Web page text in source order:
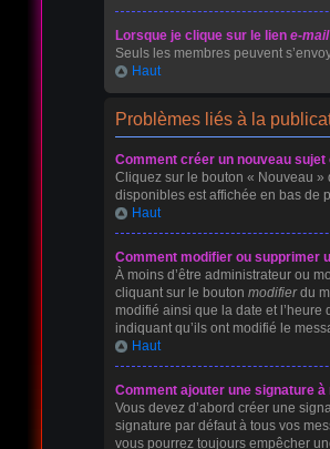
Lorsque je clique sur le lien e-mail
Seuls les membres peuvent
Haut
Problèmes liés à la
Comment créer un nouveau
Cliquez sur le bouton « Nouveau »
disponibles est affichée en bas de
Haut
Comment modifier ou supprimer
À moins d’être administrateur ou
cliquant sur le bouton modifierdu
modifié ainsi que la date et
indiquant qu’ils ont modifié le
Haut
Comment ajouter une signature
Vous devez d’abord créer une
signature par défaut à tous vos
vous pourrez toujours empêcher